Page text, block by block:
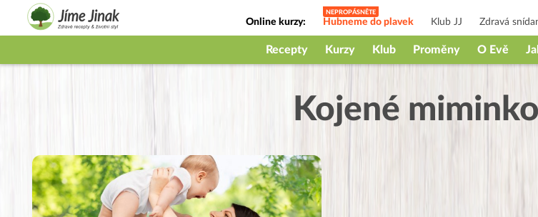
Online kurzy: Hubneme do plavek Klub JJ Zdravá
Jak na babičky
Recepty Kurzy Klub Proměny O Evě
Kojené